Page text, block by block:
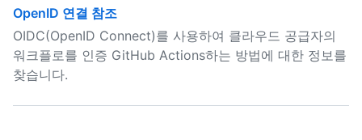
OpenID 연결 참조
OIDC(OpenID Connect)를 사용하여 클라우드 공급자의
워크플로를 인증 GitHub Actions하는 방법에 대한 정보를
찾습니다.